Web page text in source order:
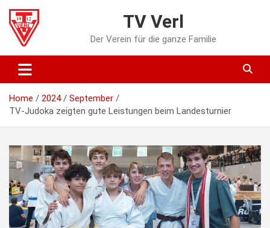
content
TV Verl
Der Verein für die ganze Familie
Home 2024
September
TV-Judoka zeigten gute Leistungen beim Landesturnier